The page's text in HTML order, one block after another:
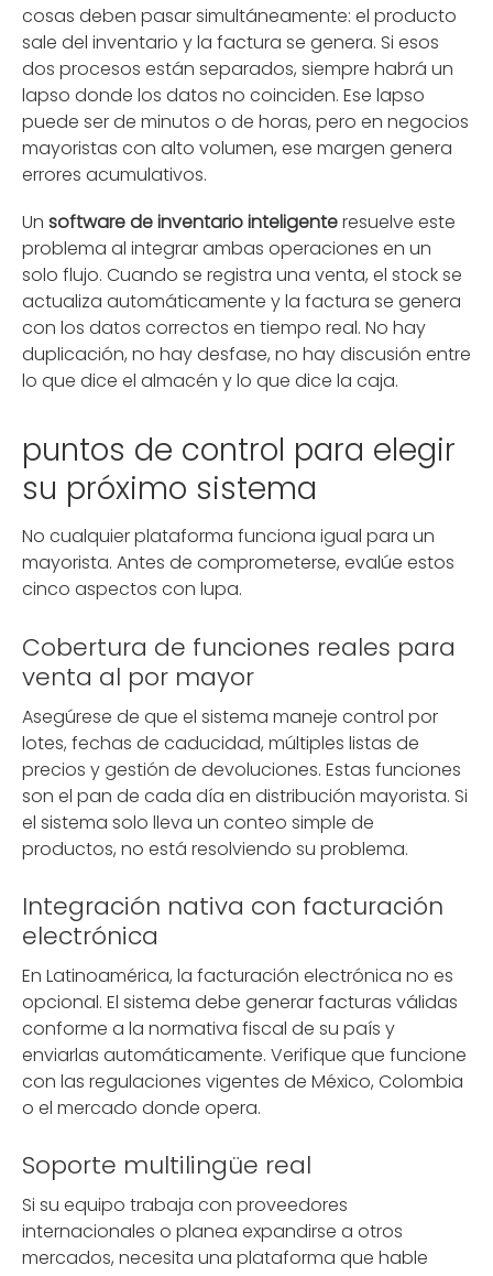
cosas deben pasar simultáneamente: el producto
sale del inventario y la factura se genera. Si esos
dos procesos están separados, siempre habrá un
lapso donde los datos no coinciden. Ese lapso
puede ser de minutos o de horas, pero en negocios
mayoristas con alto volumen, ese margen genera
errores acumulativos.
Un software de inventario inteligenteresuelve este
problema al integrar ambas operaciones en un
solo flujo. Cuando se registra una venta, el stock se
actualiza automáticamente y la factura se genera
con los datos correctos en tiempo real. No hay
duplicación, no hay desfase, no hay discusión entre
lo que dice el almacén y lo que dice la caja.
puntos de control para elegir
su próximo sistema
No cualquier plataforma funciona igual para un
mayorista. Antes de comprometerse, evalúe estos
cinco aspectos con lupa.
Cobertura de funciones reales para
venta al por mayor
Asegúrese de que el sistema maneje control por
lotes, fechas de caducidad, múltiples listas de
precios y gestión de devoluciones. Estas funciones
son el pan de cada día en distribución mayorista. Si
el sistema solo lleva un conteo simple de
productos, no está resolviendo su problema.
Integración nativa con facturación
electrónica
En Latinoamérica, la facturación electrónica no es
opcional. El sistema debe generar facturas válidas
conforme a la normativa fiscal de su país y
enviarlas automáticamente. Verifique que funcione
con las regulaciones vigentes de México, Colombia
o el mercado donde opera.
Soporte multilingüe real
Si su equipo trabaja con proveedores
internacionales o planea expandirse a otros
mercados, necesita una plataforma que hable